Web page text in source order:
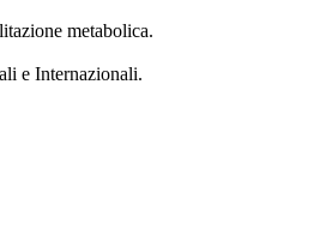
metabolica.
e Internazionali.